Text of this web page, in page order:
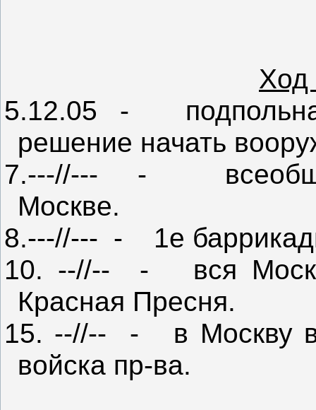
Ход
5.12.05
-
решение начать
7.---//---
-
Москве.
8.---//--- -
1е
10. --//--
-
вся
Красная Пресня.
15. --//--
-
в Москву
войска пр-ва.